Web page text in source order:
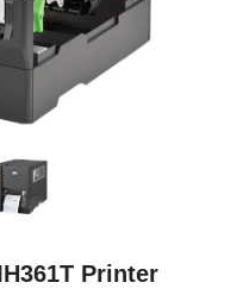
Printer